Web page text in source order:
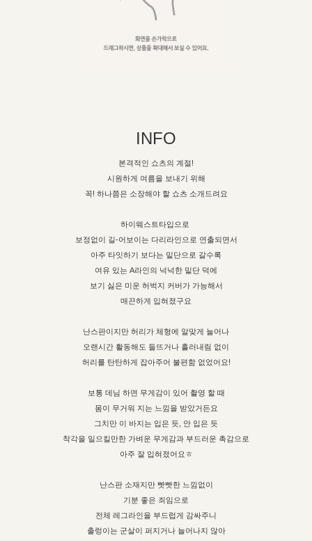
INFO
본격적인 쇼츠의 계절!
시원하게 여름을 보내기 위해
꼭! 하나쯤은 소장해야 할 쇼츠 소개드려요
하이웨스트타입으로
보정없이 길-어보이는 다리라인으로 연출되면서
아주 타잇하기 보다는 밑단으로 갈수록
여유 있는 A라인의 넉넉한 밑단 덕에
보기 싫은 미운 허벅지 커버가 가능해서
매끈하게 입혀졌구요
난스판이지만 허리가 체형에 알맞게 늘어나
오랜시간 활동해도 들뜨거나 흘러내림 없이
허리를 탄탄하게 잡아주어 불편함 없었어요!
보통 데님 하면 무게감이 있어 촬영 할 때
몸이 무거워 지는 느낌을 받았거든요
그치만 이 바지는 입은 듯, 안 입은 듯
착각을 일으킬만한 가벼운 무게감과 부드러운 촉감으로
아주 잘 입혀졌어요ㅎ
난스판 소재지만 빳빳한 느낌없이
기분 좋은 죄임으로
전체 레그라인을 부드럽게 감싸주니
출렁이는 군살이 퍼지거나 늘어나지 않아